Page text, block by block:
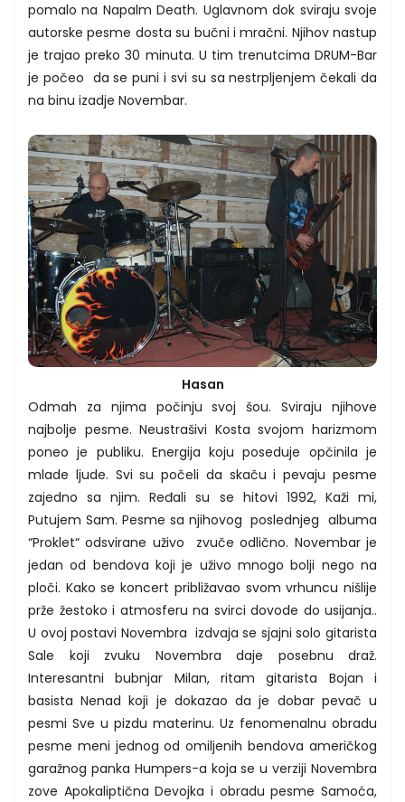
pomalo na Napalm Death. Uglavnom dok sviraju svoje
autorske pesme dosta su bučni i mračni. Njihov nastup
je trajao preko 30 minuta. U tim trenutcima DRUM-Bar
je počeo da se puni i svi su sa nestrpljenjem čekali da
na binu izadje Novembar.
Hasan
Odmah za njima počinju svoj šou. Sviraju njihove
najbolje pesme. Neustrašivi Kosta svojom harizmom
poneo je publiku. Energija koju poseduje opčinila je
mlade ljude. Svi su počeli da skaču i pevaju pesme
zajedno sa njim. Ređali su se hitovi 1992, Kaži mi,
Putujem Sam. Pesme sa njihovog poslednjeg albuma
“Proklet“ odsvirane uživo zvuče odlično. Novembar je
jedan od bendova koji je uživo mnogo bolji nego na
ploči. Kako se koncert približavao svom vrhuncu nišlije
prže žestoko i atmosferu na svirci dovode do usijanja..
U ovoj postavi Novembra izdvaja se sjajni solo gitarista
Sale koji zvuku Novembra daje posebnu draž.
Interesantni bubnjar Milan, ritam gitarista Bojan i
basista Nenad koji je dokazao da je dobar pevač u
pesmi Sve u pizdu materinu. Uz fenomenalnu obradu
pesme meni jednog od omiljenih bendova američkog
garažnog panka Humpers-a koja se u verziji Novembra
zove Apokaliptična Devojka i obradu pesme Samoća,